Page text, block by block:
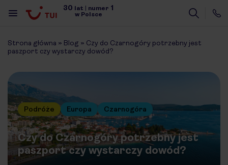
30 lat | numer 1
w Polsce
Strona główna » Blog » Czy do Czarnogóry potrzebny jest
paszport czy wystarczy dowód?
Podróże Europa Czarnogóra
Czy do Czarnogóry potrzebny jest
paszport czy wystarczy dowód?